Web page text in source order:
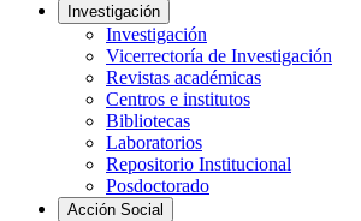
Investigación
Investigación
Vicerrectoría de Investigación
Revistas académicas
Centros e institutos
Bibliotecas
Laboratorios
Repositorio Institucional
Posdoctorado
Acción Social